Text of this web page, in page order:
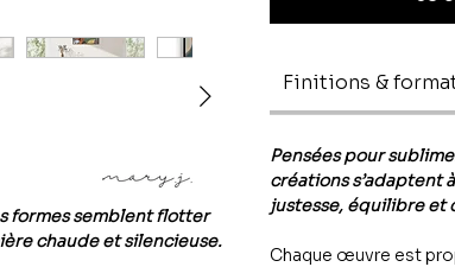
formes semblent flotter
chaude et silencieuse.
Finitions &
Pensées pour
créations s’adaptent
justesse, équilibre et
Chaque œuvre est